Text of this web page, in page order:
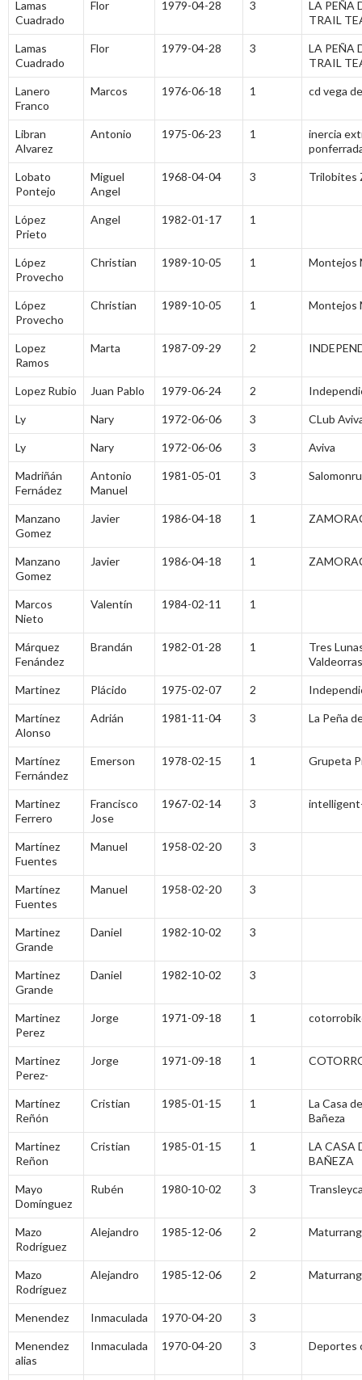
Lamas
Cuadrado
Flor 1979-04-28 3
LA PEÑA
TRAIL
Lamas
Cuadrado
Flor 1979-04-28 3
LA PEÑA
TRAIL
Lanero
Franco
Marcos 1976-06-18 1 cd vega
Libran
Alvarez
Antonio 1975-06-23 1
inercia
Lobato
Pontejo
Miguel
Angel
1968-04-04 3 Trilobites
López
Prieto
Angel 1982-01-17 1
López
Provecho
Christian 1989-10-05 1 Montejos
López
Provecho
Christian 1989-10-05 1 Montejos
Lopez
Ramos
Marta 1987-09-29 2
Lopez Rubio Juan Pablo 1979-06-24 2
Ly Nary 1972-06-06 3 CLub
Ly Nary 1972-06-06 3 Aviva
Madriñán
Fernádez
Antonio
Manuel
1981-05-01 3
Manzano
Gomez
Javier 1986-04-18 1
Manzano
Gomez
Javier 1986-04-18 1
Marcos
Nieto
Valentín 1984-02-11 1
Márquez
Fenández
Brandán 1982-01-28 1
Tres
Martinez Plácido 1975-02-07 2
Martínez
Alonso
Adrián 1981-11-04 3 La Peña
Martínez
Fernández
Emerson 1978-02-15 1 Grupeta
Martinez
Ferrero
Francisco
Jose
1967-02-14 3
Martínez
Fuentes
Manuel 1958-02-20 3
Martínez
Fuentes
Manuel 1958-02-20 3
Martinez
Grande
Daniel 1982-10-02 3
Martinez
Grande
Daniel 1982-10-02 3
Martinez
Perez
Jorge 1971-09-18 1
Martinez
Perez-
Jorge 1971-09-18 1
Martínez
Reñón
Cristian 1985-01-15 1
La Casa
Bañeza
Martinez
Reñon
Cristian 1985-01-15 1
LA CASA
BAÑEZA
Mayo
Domínguez
Rubén 1980-10-02 3
Mazo
Rodríguez
Alejandro 1985-12-06 2
Mazo
Rodríguez
Alejandro 1985-12-06 2
Menendez Inmaculada 1970-04-20 3
Menendez
alias
Inmaculada 1970-04-20 3 Deportes